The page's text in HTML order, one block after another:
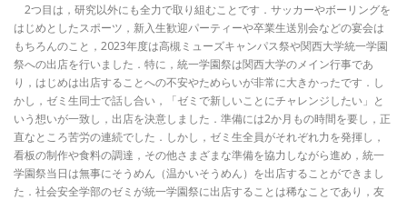
2つ目は，研究以外にも全力で取り組むことです．サッカーやボーリングを
はじめとしたスポーツ，新入生歓迎パーティーや卒業生送別会などの宴会は
もちろんのこと，2023年度は高槻ミューズキャンパス祭や関西大学統一学園
祭への出店を行いました．特に，統一学園祭は関西大学のメイン行事であ
り，はじめは出店することへの不安やためらいが非常に大きかったです．し
かし，ゼミ生同士で話し合い，「ゼミで新しいことにチャレンジしたい」と
いう想いが一致し，出店を決意しました．準備には2か月もの時間を要し，正
直なところ苦労の連続でした．しかし，ゼミ生全員がそれぞれ力を発揮し，
看板の制作や食料の調達，その他さまざまな準備を協力しながら進め，統一
学園祭当日は無事にそうめん（温かいそうめん）を出店することができまし
た．社会安全学部のゼミが統一学園祭に出店することは稀なことであり，友